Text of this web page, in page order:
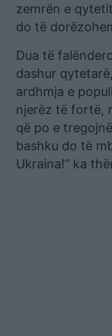
zemrën e
do të
Dua të
dashur
ardhmja e
njerëz të fortë,
që po e
bashku do të
Ukraina!” ka